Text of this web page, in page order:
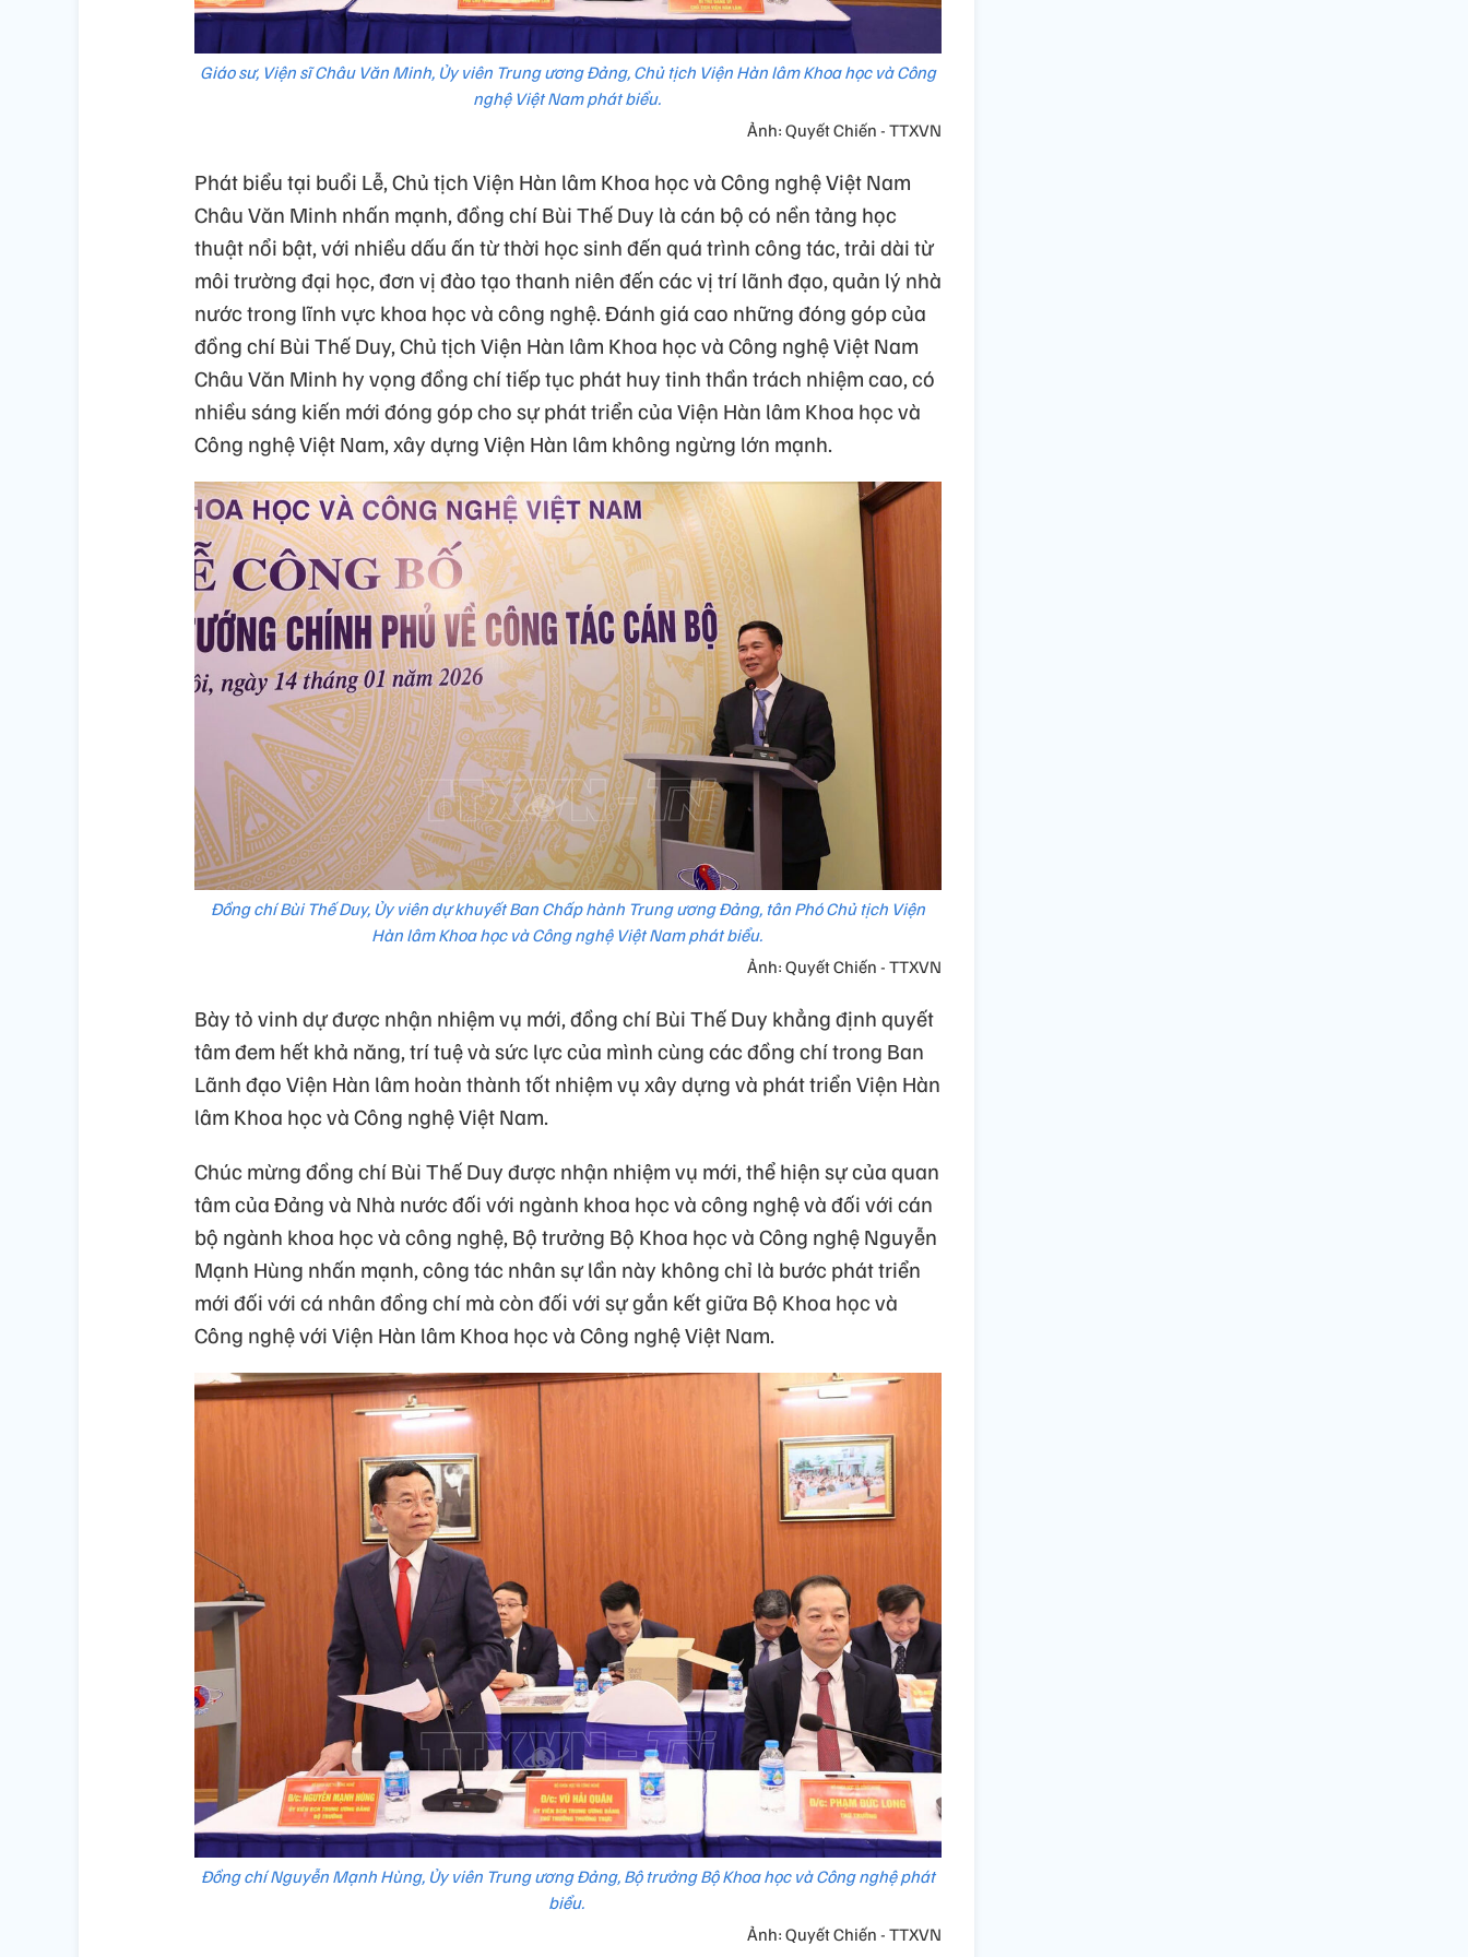
Giáo sư, Viện sĩ Châu Văn Minh, Ủy viên Trung ương Đảng, Chủ tịch Viện Hàn lâm Khoa học và Công
nghệ Việt Nam phát biểu.
Ảnh: Quyết Chiến - TTXVN
Phát biểu tại buổi Lễ, Chủ tịch Viện Hàn lâm Khoa học và Công nghệ Việt Nam
Châu Văn Minh nhấn mạnh, đồng chí Bùi Thế Duy là cán bộ có nền tảng học
thuật nổi bật, với nhiều dấu ấn từ thời học sinh đến quá trình công tác, trải dài từ
môi trường đại học, đơn vị đào tạo thanh niên đến các vị trí lãnh đạo, quản lý nhà
nước trong lĩnh vực khoa học và công nghệ. Đánh giá cao những đóng góp của
đồng chí Bùi Thế Duy, Chủ tịch Viện Hàn lâm Khoa học và Công nghệ Việt Nam
Châu Văn Minh hy vọng đồng chí tiếp tục phát huy tinh thần trách nhiệm cao, có
nhiều sáng kiến mới đóng góp cho sự phát triển của Viện Hàn lâm Khoa học và
Công nghệ Việt Nam, xây dựng Viện Hàn lâm không ngừng lớn mạnh.
Đồng chí Bùi Thế Duy, Ủy viên dự khuyết Ban Chấp hành Trung ương Đảng, tân Phó Chủ tịch Viện
Hàn lâm Khoa học và Công nghệ Việt Nam phát biểu.
Ảnh: Quyết Chiến - TTXVN
Bày tỏ vinh dự được nhận nhiệm vụ mới, đồng chí Bùi Thế Duy khẳng định quyết
tâm đem hết khả năng, trí tuệ và sức lực của mình cùng các đồng chí trong Ban
Lãnh đạo Viện Hàn lâm hoàn thành tốt nhiệm vụ xây dựng và phát triển Viện Hàn
lâm Khoa học và Công nghệ Việt Nam.
Chúc mừng đồng chí Bùi Thế Duy được nhận nhiệm vụ mới, thể hiện sự của quan
tâm của Đảng và Nhà nước đối với ngành khoa học và công nghệ và đối với cán
bộ ngành khoa học và công nghệ, Bộ trưởng Bộ Khoa học và Công nghệ Nguyễn
Mạnh Hùng nhấn mạnh, công tác nhân sự lần này không chỉ là bước phát triển
mới đối với cá nhân đồng chí mà còn đối với sự gắn kết giữa Bộ Khoa học và
Công nghệ với Viện Hàn lâm Khoa học và Công nghệ Việt Nam.
Đồng chí Nguyễn Mạnh Hùng, Ủy viên Trung ương Đảng, Bộ trưởng Bộ Khoa học và Công nghệ phát
biểu.
Ảnh: Quyết Chiến - TTXVN